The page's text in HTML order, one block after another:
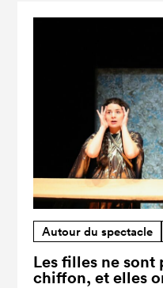
Autour du spectacle
Les filles ne sont
chiffon, et elles